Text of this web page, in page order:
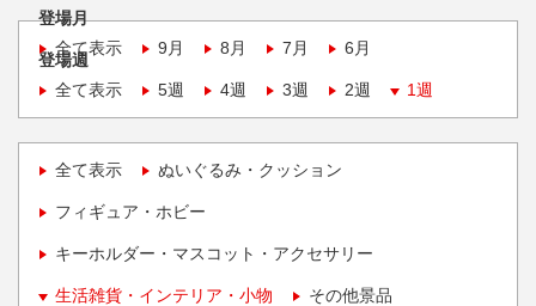
登場月
全て表示
9月 8月 7月 6月
登場週
全て表示
5週 4週 3週 2週 1週
全て表示 ぬいぐるみ・クッション
フィギュア・ホビー
キーホルダー・マスコット・アクセサリー
生活雑貨・インテリア・小物 その他景品